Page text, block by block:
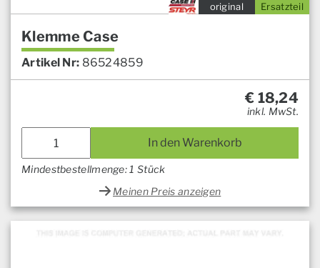
Ersatzteil
original
Klemme Case
Artikel Nr: 86524859
€ 18,24
inkl. MwSt.
In den Warenkorb
Mindestbestellmenge: 1 Stück
Meinen Preis anzeigen